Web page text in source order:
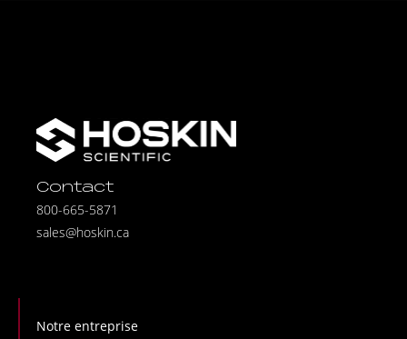
Contact
800-665-5871
sales@hoskin.ca
Notre entreprise